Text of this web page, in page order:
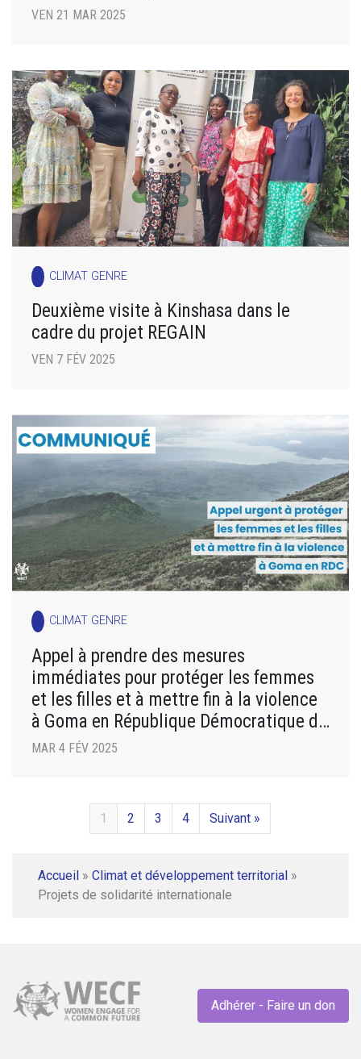
VEN 21 MAR 2025
CLIMAT GENRE
Deuxième visite à Kinshasa dans le
cadre du projet REGAIN
VEN 7 FÉV 2025
CLIMAT GENRE
Appel à prendre des mesures
immédiates pour protéger les femmes
et les filles et à mettre fin à la violence
à Goma en République Démocratique du
Congo
MAR 4 FÉV 2025
1 2 3 4 Suivant »
Accueil » Climat et développement territorial »
Projets de solidarité internationale
Adhérer - Faire un don